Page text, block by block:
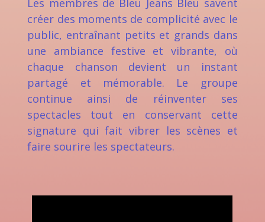
Les membres de Bleu Jeans Bleu savent
créer des moments de complicité avec le
public, entraînant petits et grands dans
une ambiance festive et vibrante, où
chaque chanson devient un instant
partagé et mémorable. Le groupe
continue ainsi de réinventer ses
spectacles tout en conservant cette
signature qui fait vibrer les scènes et
faire sourire les spectateurs.